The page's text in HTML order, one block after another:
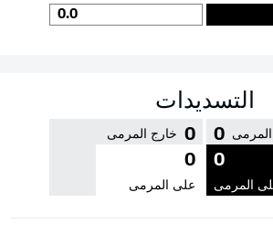
0.0
التسديدات
0
0
المرمى
0 خارج المرمى
0
على المرمى